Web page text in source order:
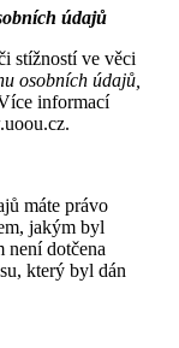
údajů
stížností ve věci
osobních údajů,
informací
máte právo
jakým byl
není dotčena
který byl dán